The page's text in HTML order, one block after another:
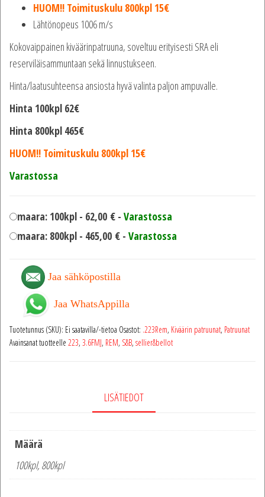
HUOM!! Toimituskulu 800kpl 15€
Lähtönopeus 1006 m/s
Kokovaippainen kiväärinpatruuna, soveltuu erityisesti SRA eli
reserviläisammuntaan sekä linnustukseen.
Hinta/laatusuhteensa ansiosta hyvä valinta paljon ampuvalle.
Hinta 100kpl 62€
Hinta 800kpl 465€
HUOM!! Toimituskulu 800kpl 15€
Varastossa
maara: 100kpl - 62,00 € - Varastossa
maara: 800kpl - 465,00 € - Varastossa
Jaa sähköpostilla
Jaa WhatsAppilla
Tuotetunnus (SKU): Ei saatavilla/-tietoa Osastot: .223Rem, Kiväärin patruunat, Patruunat
Avainsanat tuotteelle 223, 3.6FMJ, REM, S&B, sellier&bellot
LISÄTIEDOT
Määrä
100kpl, 800kpl